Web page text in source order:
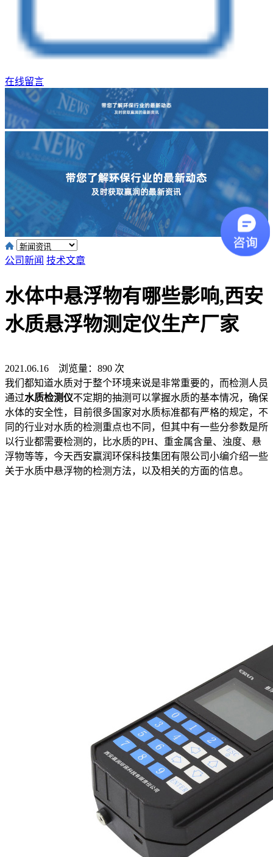
在线留言
公司新闻 技术文章
水体中悬浮物有哪些影响,西安
水质悬浮物测定仪生产厂家
2021.06.16 浏览量：890 次
我们都知道水质对于整个环境来说是非常重要的，而检测人员
通过水质检测仪不定期的抽测可以掌握水质的基本情况，确保
水体的安全性，目前很多国家对水质标准都有严格的规定，不
同的行业对水质的检测重点也不同，但其中有一些分参数是所
以行业都需要检测的，比水质的PH、重金属含量、浊度、悬
浮物等等，今天西安赢润环保科技集团有限公司小编介绍一些
关于水质中悬浮物的检测方法，以及相关的方面的信息。